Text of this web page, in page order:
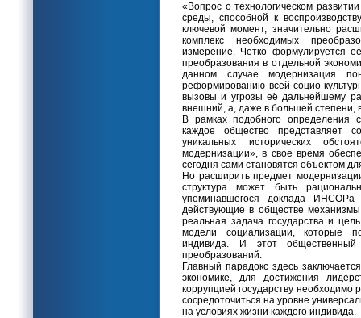
«Вопрос о технологическом
среды, способной к
ключевой момент, значительно
комплекс необходимых
измерение. Четко формулируется
преобразования в отдельной
данном случае модернизация
реформированию всей социо-
вызовы и угрозы её дальнейшему
внешний, а, даже в большей степени,
В рамках подобного определения
каждое общество представляет
уникальных исторических
модернизации», в свое время
сегодня сами становятся объектом
Но расширить предмет
структура может быть
упоминавшегося доклада ИНСОРа
действующие в обществе
реальная задача государства и
модели социализации, которые
индивида. И этот
преобразований.
Главный парадокс здесь
экономике, для достижения
коррупцией государству необходимо
сосредоточиться на уровне
на условиях жизни каждого индивида.